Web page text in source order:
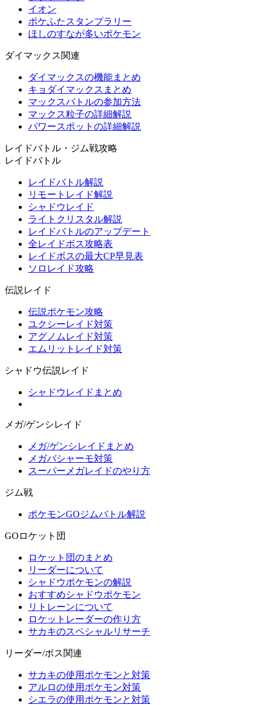
イオン
ポケふたスタンプラリー
ほしのすなが多いポケモン
ダイマックス関連
ダイマックスの機能まとめ
キョダイマックスまとめ
マックスバトルの参加方法
マックス粒子の詳細解説
パワースポットの詳細解説
レイドバトル・ジム戦攻略
レイドバトル
レイドバトル解説
リモートレイド解説
シャドウレイド
ライトクリスタル解説
レイドバトルのアップデート
全レイドボス攻略表
レイドボスの最大CP早見表
ソロレイド攻略
伝説レイド
伝説ポケモン攻略
ユクシーレイド対策
アグノムレイド対策
エムリットレイド対策
シャドウ伝説レイド
シャドウレイドまとめ
メガ/ゲンシレイド
メガ/ゲンシレイドまとめ
メガバシャーモ対策
スーパーメガレイドのやり方
ジム戦
ポケモンGOジムバトル解説
GOロケット団
ロケット団のまとめ
リーダーについて
シャドウポケモンの解説
おすすめシャドウポケモン
リトレーンについて
ロケットレーダーの作り方
サカキのスペシャルリサーチ
リーダー/ボス関連
サカキの使用ポケモンと対策
アルロの使用ポケモン対策
シエラの使用ポケモンと対策